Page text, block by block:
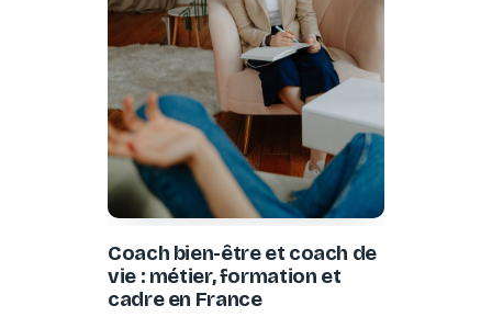
Coach bien-être et coach de
vie : métier, formation et
cadre en France